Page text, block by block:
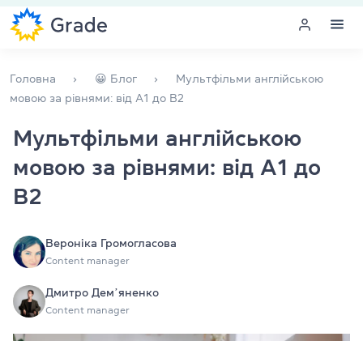
Навчання для викладачів
Англійська для компаній
Підготовка до іспитів
Більше про нас
Головна 😀 Блог
Мультфільми англійською
мовою за рівнями: від A1 до B2
Мультфільми англійською
мовою за рівнями: від A1 до
B2
Вероніка Громогласова
Content manager
Дмитро Демʼяненко
Content manager